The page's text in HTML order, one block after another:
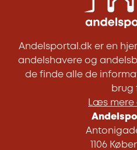
Andelsportal.dk er en
andelshavere og
de finde alle de
brug
Læs mere
1106